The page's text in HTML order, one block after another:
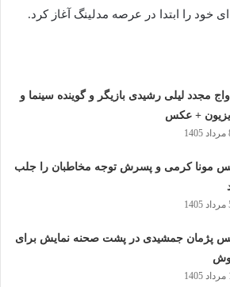
خود را ابتدا در عرصه مدلینگ آغاز کرد.
مجدد لیلی رشیدی بازیگر و گوینده سینما و
+ عکس
مونا کرمی و پسرش توجه مخاطبان را جلب
پژمان جمشیدی در پشت صحنه نمایش برای